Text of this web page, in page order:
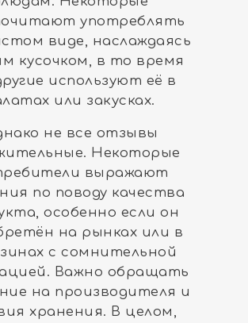
употреблять
виде, наслаждаясь
кусочком, в то время
используют её в
или закусках.
не все отзывы
Некоторые
выражают
по поводу качества
особенно если он
на рынках или в
с сомнительной
Важно обращать
на производителя и
хранения. В целом,